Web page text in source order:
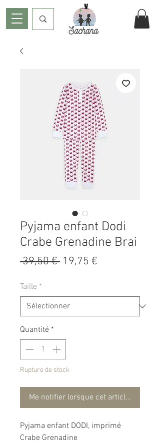
Pyjama enfant Dodi
Crabe Grenadine Brai
39,50 € Prix
19,75 €
Taille *
Quantité *
Rupture de stock
Me notifier lorsque cet article est
Pyjama enfant DODI, imprimé
Crabe Grenadine